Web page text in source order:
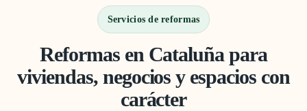
Servicios de reformas
Reformas en Cataluña para
viviendas, negocios y espacios con
carácter